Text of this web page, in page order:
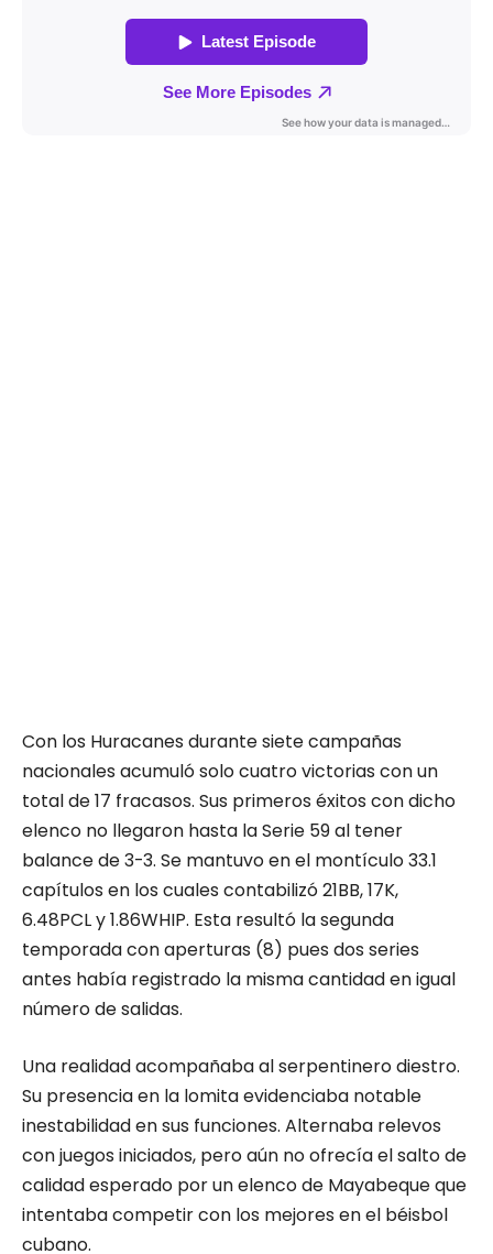
Con los Huracanes durante siete campañas
nacionales acumuló solo cuatro victorias con un
total de 17 fracasos. Sus primeros éxitos con dicho
elenco no llegaron hasta la Serie 59 al tener
balance de 3-3. Se mantuvo en el montículo 33.1
capítulos en los cuales contabilizó 21BB, 17K,
6.48PCL y 1.86WHIP. Esta resultó la segunda
temporada con aperturas (8) pues dos series
antes había registrado la misma cantidad en igual
número de salidas.
Una realidad acompañaba al serpentinero diestro.
Su presencia en la lomita evidenciaba notable
inestabilidad en sus funciones. Alternaba relevos
con juegos iniciados, pero aún no ofrecía el salto de
calidad esperado por un elenco de Mayabeque que
intentaba competir con los mejores en el béisbol
cubano.